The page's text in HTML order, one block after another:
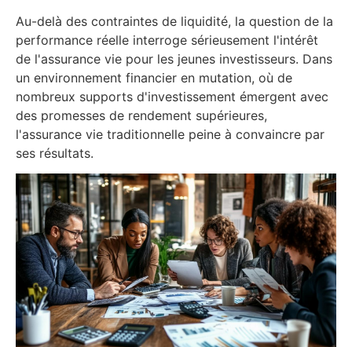
Au-delà des contraintes de liquidité, la question de la
performance réelle interroge sérieusement l'intérêt
de l'assurance vie pour les jeunes investisseurs. Dans
un environnement financier en mutation, où de
nombreux supports d'investissement émergent avec
des promesses de rendement supérieures,
l'assurance vie traditionnelle peine à convaincre par
ses résultats.